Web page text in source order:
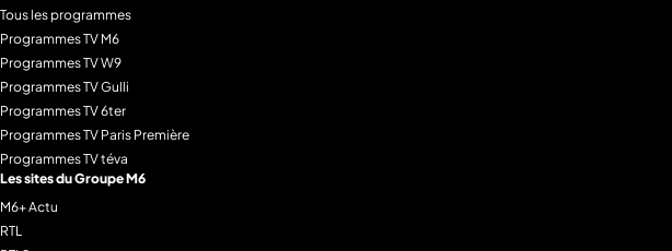
Tous les programmes
Programmes TV M6
Programmes TV W9
Programmes TV Gulli
Programmes TV 6ter
Programmes TV Paris Première
Programmes TV téva
Les sites du Groupe M6
M6+ Actu
RTL